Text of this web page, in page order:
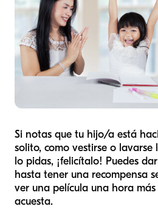
Si notas que tu hijo/a está
solito, como vestirse o lavarse
lo pidas, ¡felicítalo! Puedes
hasta tener una recompensa
ver una película una hora
acuesta.